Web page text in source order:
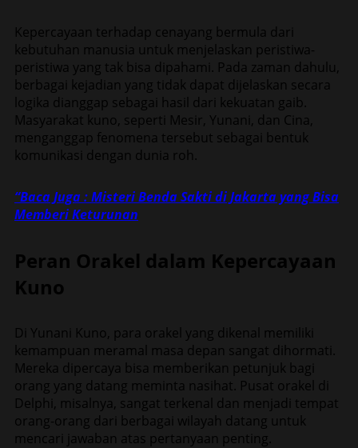
Kepercayaan terhadap cenayang bermula dari
kebutuhan manusia untuk menjelaskan peristiwa-
peristiwa yang tak bisa dipahami. Pada zaman dahulu,
berbagai kejadian yang tidak dapat dijelaskan secara
logika dianggap sebagai hasil dari kekuatan gaib.
Masyarakat kuno, seperti Mesir, Yunani, dan Cina,
menganggap fenomena tersebut sebagai bentuk
komunikasi dengan dunia roh.
“Baca Juga : Misteri Benda Sakti di Jakarta yang Bisa
Memberi Keturunan
Peran Orakel dalam Kepercayaan
Kuno
Di Yunani Kuno, para orakel yang dikenal memiliki
kemampuan meramal masa depan sangat dihormati.
Mereka dipercaya bisa memberikan petunjuk bagi
orang yang datang meminta nasihat. Pusat orakel di
Delphi, misalnya, sangat terkenal dan menjadi tempat
orang-orang dari berbagai wilayah datang untuk
mencari jawaban atas pertanyaan penting.